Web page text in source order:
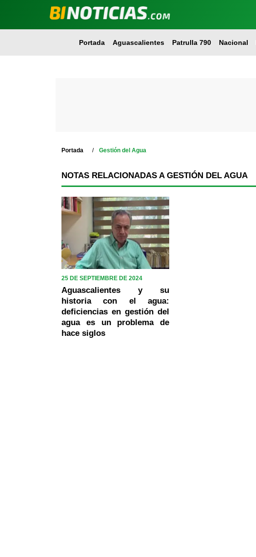
Portada Aguascalientes Patrulla 790 Nacional
Portada Gestión del Agua
NOTAS RELACIONADAS A GESTIÓN DEL AGUA
25 DE SEPTIEMBRE DE 2024
Aguascalientes y su
historia con el agua:
deficiencias en gestión del
agua es un problema de
hace siglos